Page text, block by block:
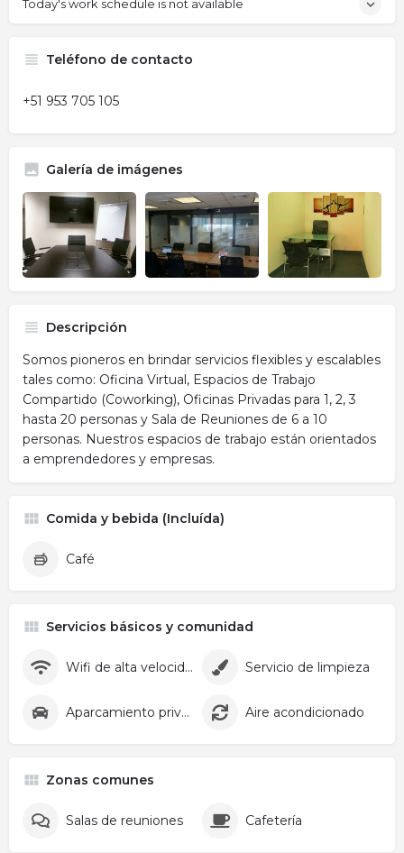
Today's work schedule is not available
Teléfono de contacto
+51 953 705 105
Galería de imágenes
Descripción
Somos pioneros en brindar servicios flexibles y escalables
tales como: Oficina Virtual, Espacios de Trabajo
Compartido (Coworking), Oficinas Privadas para 1, 2, 3
hasta 20 personas y Sala de Reuniones de 6 a 10
personas. Nuestros espacios de trabajo están orientados
a emprendedores y empresas.
Comida y bebida (Incluída)
Café
Servicios básicos y comunidad
Wifi de alta velocidad Servicio de limpieza
Aparcamiento privado Aire acondicionado
Zonas comunes
Salas de reuniones Cafetería